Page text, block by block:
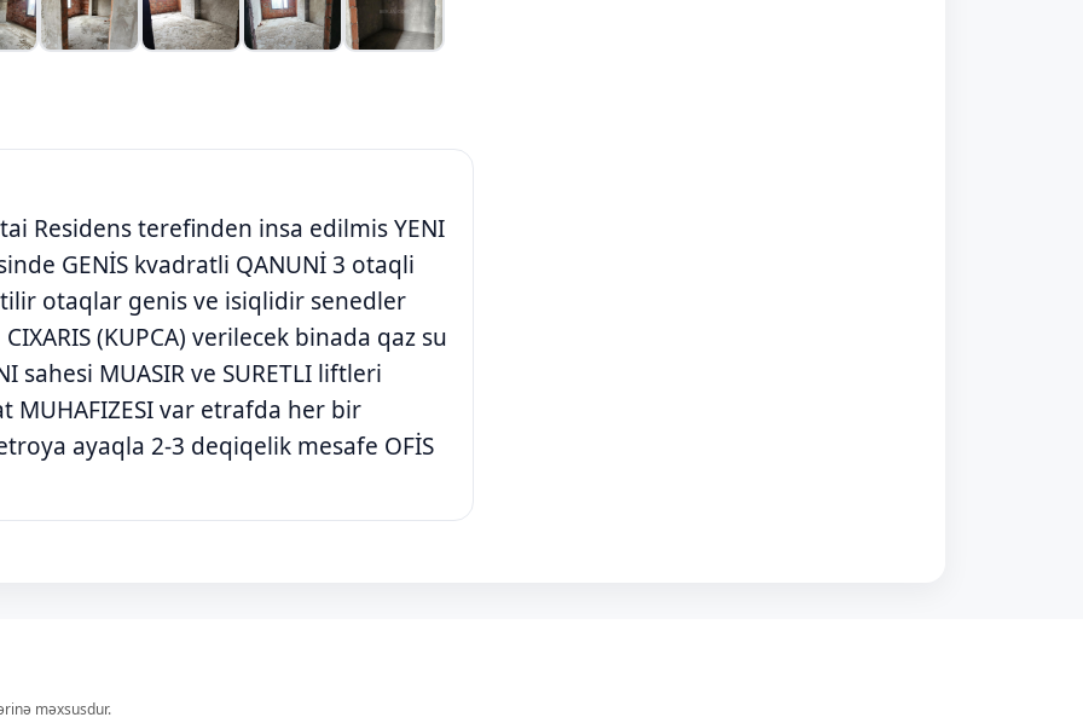
Residens terefinden insa edilmis YENI
GENİS kvadratli QANUNİ 3 otaqli
otaqlar genis ve isiqlidir senedler
(KUPCA) verilecek binada qaz su
sahesi MUASIR ve SURETLI liftleri
MUHAFIZESI var etrafda her bir
ayaqla 2-3 deqiqelik mesafe OFİS
məxsusdur.